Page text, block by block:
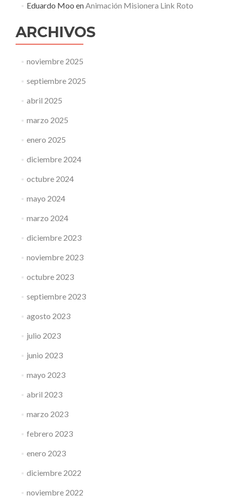
Eduardo Moo enAnimación Misionera Link Roto
ARCHIVOS
noviembre 2025
septiembre 2025
abril 2025
marzo 2025
enero 2025
diciembre 2024
octubre 2024
mayo 2024
marzo 2024
diciembre 2023
noviembre 2023
octubre 2023
septiembre 2023
agosto 2023
julio 2023
junio 2023
mayo 2023
abril 2023
marzo 2023
febrero 2023
enero 2023
diciembre 2022
noviembre 2022